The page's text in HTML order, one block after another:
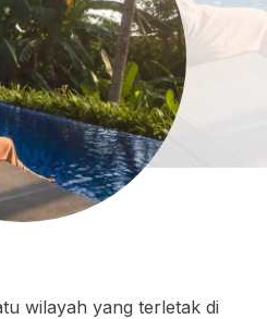
wilayah yang terletak di